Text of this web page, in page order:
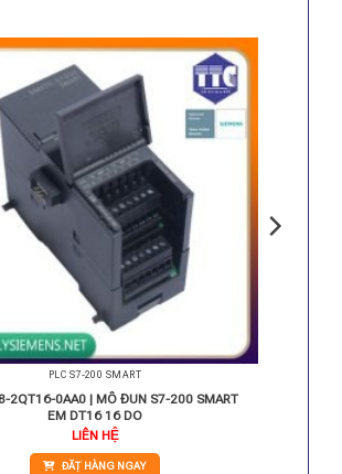
PLC S7-200 SMART
2QT16-0AA0 | MÔ ĐUN S7-200 SMART
EM DT16 16 DO
LIÊN HỆ
ĐẶT HÀNG NGAY